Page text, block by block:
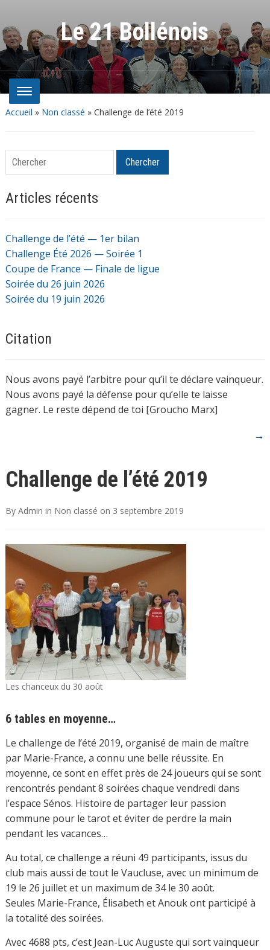
Le 21 Bollénois
Accueil » Non classé » Challenge de l’été 2019
Chercher Chercher
Articles récents
Challenge de l’été — 1er bilan
Challenge Été 2026 — Soirée 1
Coupe de France — Finale de ligue
Soirée du 26 juin 2026
Soirée du 19 juin 2026
Citation
Nous avons payé l’arbitre pour qu’il te déclare vainqueur.
Nous avons payé la défense pour qu’elle te laisse
gagner. Le reste dépend de toi [Groucho Marx]
→
Challenge de l’été 2019
By Admin in Non classé on 3 septembre 2019
Les chanceux du 30 août
6 tables en moyenne…
Le challenge de l’été 2019, organisé de main de maître
par Marie-France, a connu une belle réussite. En
moyenne, ce sont en effet près de 24 joueurs qui se sont
rencontrés pendant 8 soirées chaque vendredi dans
l’espace Sénos. Histoire de partager leur passion
commune pour le tarot et éviter de perdre la main
pendant les vacances…
Au total, ce challenge a réuni 49 participants, issus du
club mais aussi de tout le Vaucluse, avec un minimum de
19 le 26 juillet et un maximum de 34 le 30 août.
Seules Marie-France, Élisabeth et Anouk ont participé à
la totalité des soirées.
Avec 4688 pts, c’est Jean-Luc Auguste qui sort vainqueur